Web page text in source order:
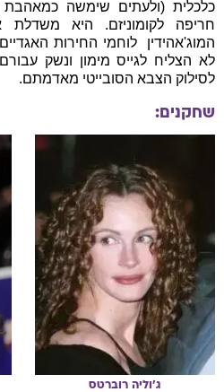
כלכלית (ולעתים שימשה כמאהבת
חריפה לקומוניזם. היא משדלת
המוג'אהידין  לוחמי החירות
לא הצליח לגייס מימון ונשק
לסילוק הצבא הסובייטי מאדמתם.
שחקנים:
ג'וליה רוברטס